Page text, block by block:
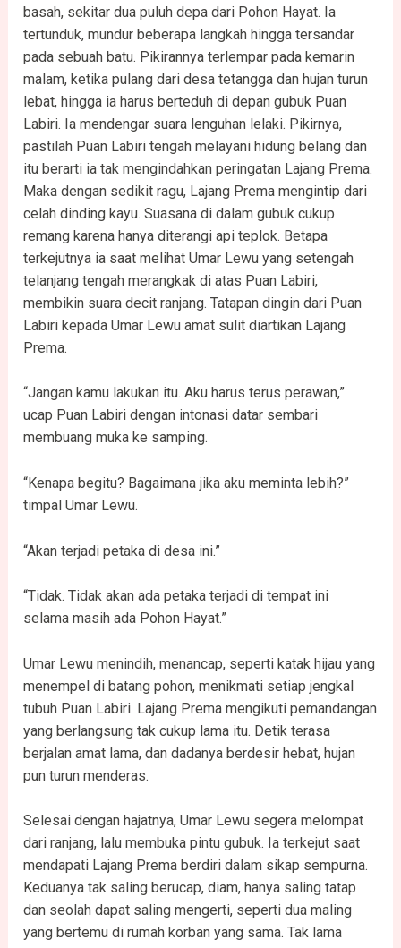
basah, sekitar dua puluh depa dari Pohon Hayat. Ia
tertunduk, mundur beberapa langkah hingga tersandar
pada sebuah batu. Pikirannya terlempar pada kemarin
malam, ketika pulang dari desa tetangga dan hujan turun
lebat, hingga ia harus berteduh di depan gubuk Puan
Labiri. Ia mendengar suara lenguhan lelaki. Pikirnya,
pastilah Puan Labiri tengah melayani hidung belang dan
itu berarti ia tak mengindahkan peringatan Lajang Prema.
Maka dengan sedikit ragu, Lajang Prema mengintip dari
celah dinding kayu. Suasana di dalam gubuk cukup
remang karena hanya diterangi api teplok. Betapa
terkejutnya ia saat melihat Umar Lewu yang setengah
telanjang tengah merangkak di atas Puan Labiri,
membikin suara decit ranjang. Tatapan dingin dari Puan
Labiri kepada Umar Lewu amat sulit diartikan Lajang
Prema.
“Jangan kamu lakukan itu. Aku harus terus perawan,”
ucap Puan Labiri dengan intonasi datar sembari
membuang muka ke samping.
“Kenapa begitu? Bagaimana jika aku meminta lebih?”
timpal Umar Lewu.
“Akan terjadi petaka di desa ini.”
“Tidak. Tidak akan ada petaka terjadi di tempat ini
selama masih ada Pohon Hayat.”
Umar Lewu menindih, menancap, seperti katak hijau yang
menempel di batang pohon, menikmati setiap jengkal
tubuh Puan Labiri. Lajang Prema mengikuti pemandangan
yang berlangsung tak cukup lama itu. Detik terasa
berjalan amat lama, dan dadanya berdesir hebat, hujan
pun turun menderas.
Selesai dengan hajatnya, Umar Lewu segera melompat
dari ranjang, lalu membuka pintu gubuk. Ia terkejut saat
mendapati Lajang Prema berdiri dalam sikap sempurna.
Keduanya tak saling berucap, diam, hanya saling tatap
dan seolah dapat saling mengerti, seperti dua maling
yang bertemu di rumah korban yang sama. Tak lama